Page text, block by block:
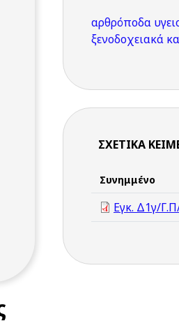
αρθρόποδα
ξενοδοχειακά
ΣΧΕΤΙΚΆ
Συνημμένο
Εγκ. Δ1γ/